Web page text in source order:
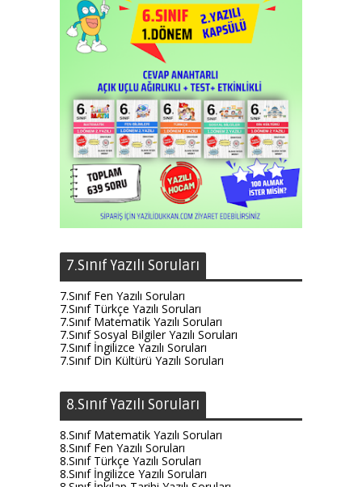
7.Sınıf Yazılı Soruları
7.Sınıf Fen Yazılı Soruları
7.Sınıf Türkçe Yazılı Soruları
7.Sınıf Matematik Yazılı Soruları
7.Sınıf Sosyal Bilgiler Yazılı Soruları
7.Sınıf İngilizce Yazılı Soruları
7.Sınıf Din Kültürü Yazılı Soruları
8.Sınıf Yazılı Soruları
8.Sınıf Matematik Yazılı Soruları
8.Sınıf Fen Yazılı Soruları
8.Sınıf Türkçe Yazılı Soruları
8.Sınıf İngilizce Yazılı Soruları